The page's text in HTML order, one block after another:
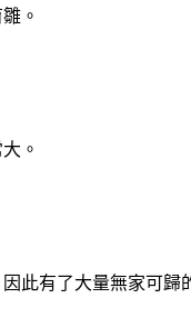
。
。
此有了大量無家可歸